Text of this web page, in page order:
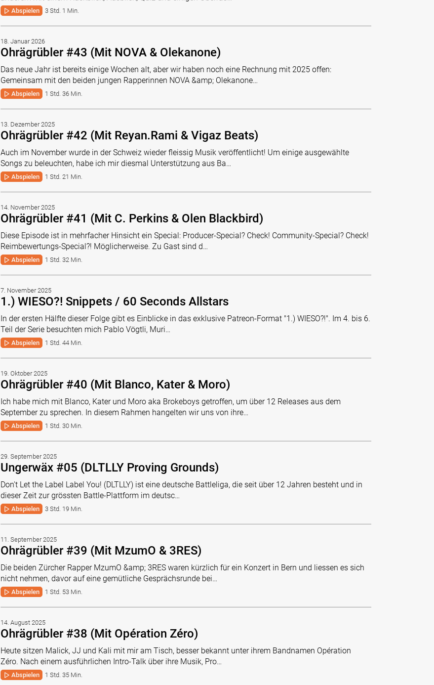
Abspielen 3 Std. 1 Min.
18. Januar 2026
Ohrägrübler #43 (Mit NOVA & Olekanone)
Das neue Jahr ist bereits einige Wochen alt, aber wir haben noch eine Rechnung mit 2025 offen:
Gemeinsam mit den beiden jungen Rapperinnen NOVA &amp; Olekanone…
Abspielen 1 Std. 36 Min.
13. Dezember 2025
Ohrägrübler #42 (Mit Reyan.Rami & Vigaz Beats)
Auch im November wurde in der Schweiz wieder fleissig Musik veröffentlicht! Um einige ausgewählte
Songs zu beleuchten, habe ich mir diesmal Unterstützung aus Ba…
Abspielen 1 Std. 21 Min.
14. November 2025
Ohrägrübler #41 (Mit C. Perkins & Olen Blackbird)
Diese Episode ist in mehrfacher Hinsicht ein Special: Producer-Special? Check! Community-Special? Check!
Reimbewertungs-Special?! Möglicherweise. Zu Gast sind d…
Abspielen 1 Std. 32 Min.
7. November 2025
1.) WIESO?! Snippets / 60 Seconds Allstars
In der ersten Hälfte dieser Folge gibt es Einblicke in das exklusive Patreon-Format "1.) WIESO?!". Im 4. bis 6.
Teil der Serie besuchten mich Pablo Vögtli, Muri…
Abspielen 1 Std. 44 Min.
19. Oktober 2025
Ohrägrübler #40 (Mit Blanco, Kater & Moro)
Ich habe mich mit Blanco, Kater und Moro aka Brokeboys getroffen, um über 12 Releases aus dem
September zu sprechen. In diesem Rahmen hangelten wir uns von ihre…
Abspielen 1 Std. 30 Min.
29. September 2025
Ungerwäx #05 (DLTLLY Proving Grounds)
Don't Let the Label Label You! (DLTLLY) ist eine deutsche Battleliga, die seit über 12 Jahren besteht und in
dieser Zeit zur grössten Battle-Plattform im deutsc…
Abspielen 3 Std. 19 Min.
11. September 2025
Ohrägrübler #39 (Mit MzumO & 3RES)
Die beiden Zürcher Rapper MzumO &amp; 3RES waren kürzlich für ein Konzert in Bern und liessen es sich
nicht nehmen, davor auf eine gemütliche Gesprächsrunde bei…
Abspielen 1 Std. 53 Min.
14. August 2025
Ohrägrübler #38 (Mit Opération Zéro)
Heute sitzen Malick, JJ und Kali mit mir am Tisch, besser bekannt unter ihrem Bandnamen Opération
Zéro. Nach einem ausführlichen Intro-Talk über ihre Musik, Pro…
Abspielen 1 Std. 35 Min.